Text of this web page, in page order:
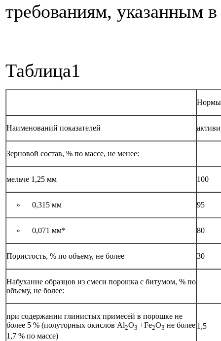
требованиям, указанным
Таблица1
Нормы
Наименований показателей
Зерновой состав, % по массе, не менее:
мельче 1,25 мм 100
» 0,315 мм 95
» 0,071 мм* 80
Пористость, % по объему, не более 30
Набухание образцов из смеси порошка с битумом, % по
объему, не более:
при содержании глинистых примесей в порошке не
более 5 % (полуторных окислов Аl2O3 +Fe2O3 не более
1,7 % по массе)
1,5